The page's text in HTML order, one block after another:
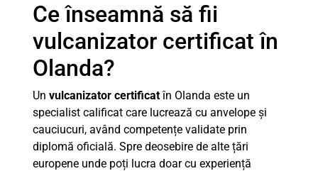
Ce înseamnă să fii
vulcanizator certificat în
Olanda?
Un vulcanizator certificatîn Olanda este un
specialist calificat care lucrează cu anvelope și
cauciucuri, având competențe validate prin
diplomă oficială. Spre deosebire de alte țări
europene unde poți lucra doar cu experiență